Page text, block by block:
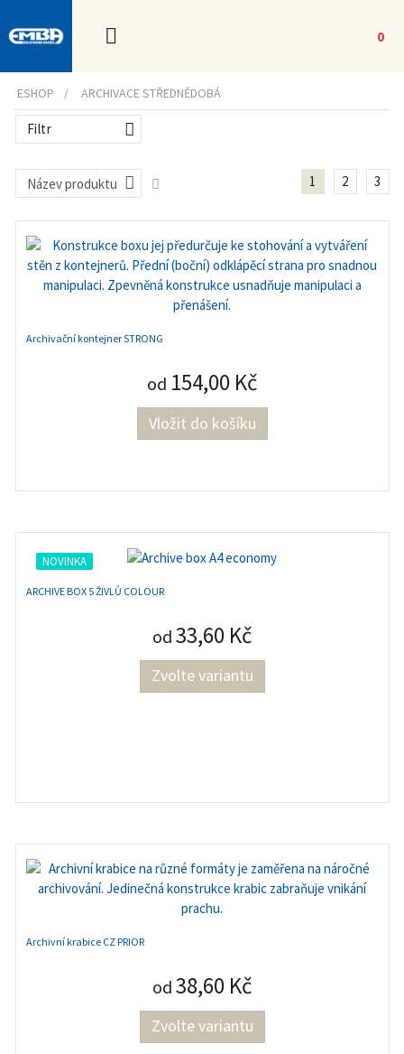
0
ESHOP ARCHIVACE STŘEDNĚDOBÁ
Filtr
Název produktu 1 2 3
Archivační kontejner STRONG
od 154,00 Kč
NOVINKA
ARCHIVE BOX 5 ŽIVLŮ COLOUR
od 33,60 Kč
Zvolte variantu
Archivní krabice CZ PRIOR
od 38,60 Kč
Zvolte variantu